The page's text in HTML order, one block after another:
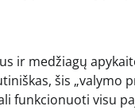
ir medžiagų
šis „valymo
funkcionuoti visu